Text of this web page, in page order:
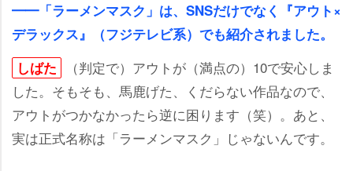
━━「ラーメンマスク」は、SNSだけでなく『アウト×
デラックス』（フジテレビ系）でも紹介されました。
しばた
（判定で）アウトが（満点の）10で安心しま
した。そもそも、馬鹿げた、くだらない作品なので、
アウトがつかなかったら逆に困ります（笑）。あと、
実は正式名称は「ラーメンマスク」じゃないんです。